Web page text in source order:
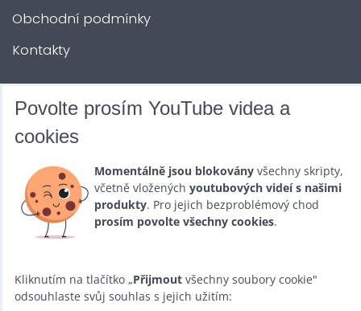
Obchodní podmínky
Kontakty
DALŠÍ SLUŽBY
Půjčovna
Promotéři
Kurzy a setkání
Velkoobchod
Povolte prosím YouTube videa a
cookies
Momentálně jsou blokovány všechny skripty,
včetně vložených youtubových videí s našimi
produkty. Pro jejich bezproblémový chod
prosím povolte všechny cookies.
Kliknutím na tlačítko „Přijmout všechny soubory cookie"
odsouhlaste svůj souhlas s jejich užitím: